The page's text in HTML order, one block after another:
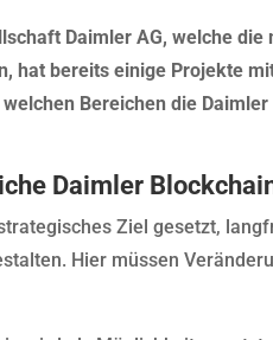
Daimler AG, welche
hat bereits einige Projekte
Bereichen die
Daimler
Ziel gesetzt,
Hier müssen